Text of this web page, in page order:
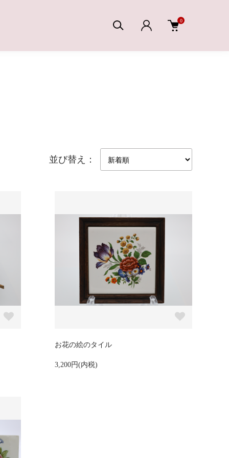
0
並び替え：
お花の絵のタイル
3,200円(内税)